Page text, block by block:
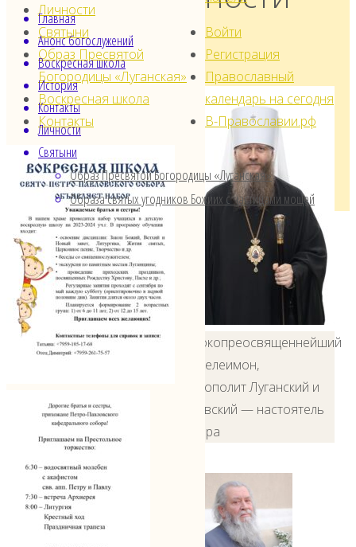
Главная
Анонс богослужений
Воскресная школа
История
Контакты
Личности
Святыни
Образ Пресвятой Богородицы «Луганская»
Образа святых угодников Божиих с частицами мощей
Высокопреосвященнейший
Пантелеимон,
митрополит Луганский и
Алчевский — настоятель
собора
Личности
Святыни
Образ Пресвятой
Богородицы «Луганская»
Воскресная школа
Контакты
Войти
Регистрация
Православный
календарь на сегодня
В-Православии.рф